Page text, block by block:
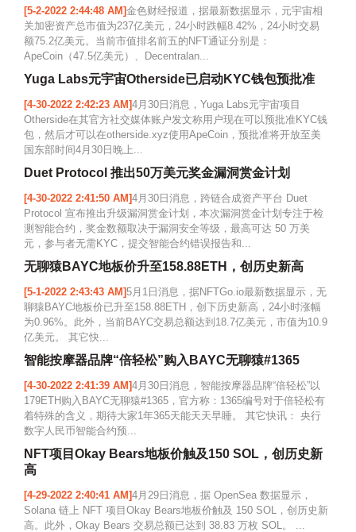
[5-2-2022 2:44:48 AM]金色财经报道，据最新数据显示，元宇宙相
关加密资产总市值为237亿美元，24小时跌幅8.42%，24小时交易
额75.2亿美元。当前市值排名前五的NFT通证分别是：
ApeCoin（47.5亿美元）、Decentralan...
Yuga Labs元宇宙Otherside已启动KYC钱包预批准
[4-30-2022 2:42:23 AM]4月30日消息，Yuga Labs元宇宙项目
Otherside在其官方社交媒体账户发文称用户现在可以预批准KYC钱
包，然后才可以在otherside.xyz使用ApeCoin，预批准将开放至美
国东部时间4月30日晚上...
Duet Protocol 推出50万美元奖金漏洞赏金计划
[4-30-2022 2:41:50 AM]4月30日消息，跨链合成资产平台 Duet
Protocol 宣布推出升级漏洞赏金计划，本次漏洞赏金计划专注于检
测智能合约，奖金数额取决于漏洞安全等级，最高可达 50 万美
元，参与者无需KYC，提交智能合约错误报告和...
无聊猿BAYC地板价升至158.88ETH，创历史新高
[5-1-2022 2:43:43 AM]5月1日消息，据NFTGo.io最新数据显示，无
聊猿BAYC地板价已升至158.88ETH，创下历史新高，24小时涨幅
为0.96%。此外，当前BAYC交易总额达到18.7亿美元，市值为10.9
亿美元。 其它快...
智能按摩器品牌“倍轻松”购入BAYC无聊猿#1365
[4-30-2022 2:41:39 AM]4月30日消息，智能按摩器品牌“倍轻松”以
179ETH购入BAYC无聊猿#1365，官方称：1365编号对于倍轻松有
着特殊的含义，期待大家1年365天能天天早睡。 其它快讯： 央行
数字人民币智能合约预...
NFT项目Okay Bears地板价触及150 SOL，创历史新
高
[4-29-2022 2:40:41 AM]4月29日消息，据 OpenSea 数据显示，
Solana 链上 NFT 项目Okay Bears地板价触及 150 SOL，创历史新
高。此外，Okay Bears 交易总额已达到 38.83 万枚 SOL。 ...